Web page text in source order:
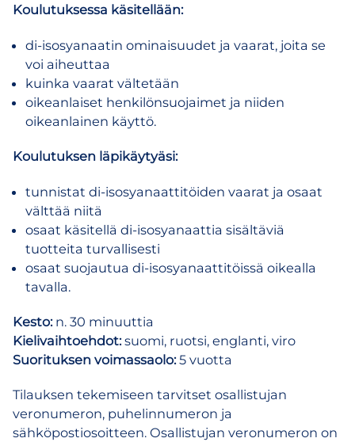
Koulutuksessa käsitellään:
di-isosyanaatin ominaisuudet ja vaarat, joita se
voi aiheuttaa
kuinka vaarat vältetään
oikeanlaiset henkilönsuojaimet ja niiden
oikeanlainen käyttö.
Koulutuksen läpikäytyäsi:
tunnistat di-isosyanaattitöiden vaarat ja osaat
välttää niitä
osaat käsitellä di-isosyanaattia sisältäviä
tuotteita turvallisesti
osaat suojautua di-isosyanaattitöissä oikealla
tavalla.
Kesto:n. 30 minuuttia
Kielivaihtoehdot:suomi, ruotsi, englanti, viro
Suorituksen voimassaolo:5 vuotta
Tilauksen tekemiseen tarvitset osallistujan
veronumeron, puhelinnumeron ja
sähköpostiosoitteen. Osallistujan veronumeron on